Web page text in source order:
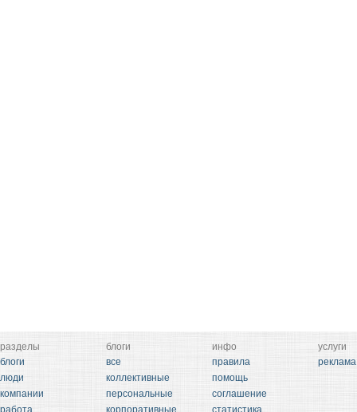
разделы
блоги
люди
компании
работа
блоги
все
коллективные
персональные
корпоративные
инфо
правила
помощь
соглашение
статистика
услуги
реклама